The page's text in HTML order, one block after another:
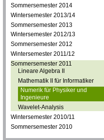
Sommersemester 2014
Wintersemester 2013/14
Sommersemester 2013
Wintersemester 2012/13
Sommersemester 2012
Wintersemester 2011/12
Sommersemester 2011
Lineare Algebra II
Mathematik II für Informatiker
Numerik für Physiker und
Ingenieure
Wavelet-Analysis
Wintersemester 2010/11
Sommersemester 2010